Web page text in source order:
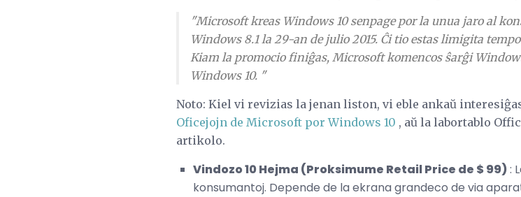
"Microsoft kreas Windows 10 senpage por la unua jaro al
Windows 8.1 la 29-an de julio 2015. Ĉi tio estas limigita
Kiam la promocio finiĝas, Microsoft komencos ŝarĝi
Windows 10. "
Noto: Kiel vi revizias la jenan liston, vi eble ankaŭ
Oficejojn de Microsoft por Windows 10 , aŭ la labortablo
artikolo.
Vindozo 10 Hejma (Proksimume Retail Price de $ 99):
konsumantoj. Depende de la ekrana grandeco de via